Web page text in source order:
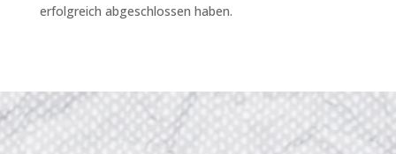
erfolgreich abgeschlossen haben.